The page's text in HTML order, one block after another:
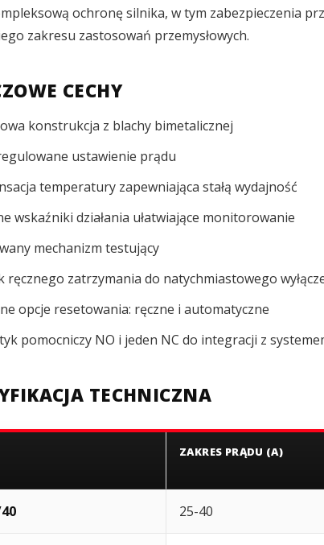
ochronę silnika, w tym zabezpieczenia
zakresu zastosowań przemysłowych.
CECHY
konstrukcja z blachy bimetalicznej
ustawienie prądu
temperatury zapewniająca stałą wydajność
wskaźniki działania ułatwiające monitorowanie
mechanizm testujący
ręcznego zatrzymania do natychmiastowego
opcje resetowania: ręczne i automatyczne
pomocniczy NO i jeden NC do integracji z
TECHNICZNA
ZAKRES PRĄDU (A)
25-40